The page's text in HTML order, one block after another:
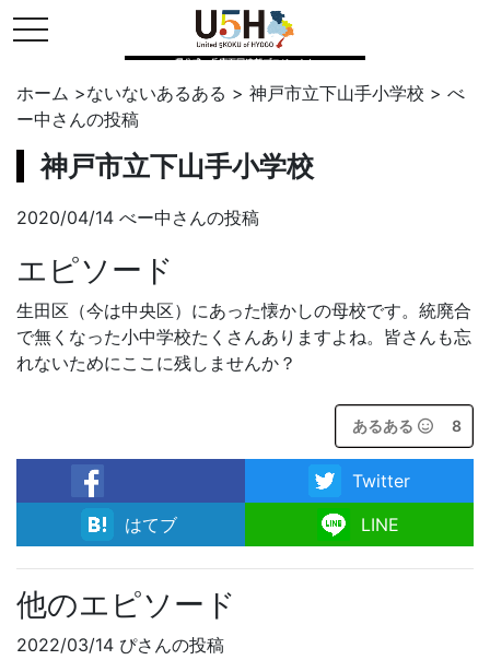
toggle navigation
県公式・兵庫五国連邦プロジェクト
ホーム >ないないあるある > 神戸市立下山手小学校 > べ
ー中 さんの投稿
神戸市立下山手小学校
2020/04/14 べー中さんの投稿
エピソード
生田区（今は中央区）にあった懐かしの母校です。統廃合
で無くなった小中学校たくさんありますよね。皆さんも忘
れないためにここに残しませんか？
あるある 8
facebook
Twitter
はてブ
LINE
他のエピソード
2022/03/14 ぴさんの投稿